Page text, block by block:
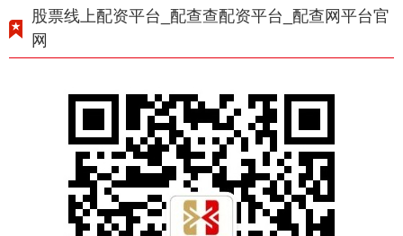
股票线上配资平台_配查查配资平台_配查网平台官
网